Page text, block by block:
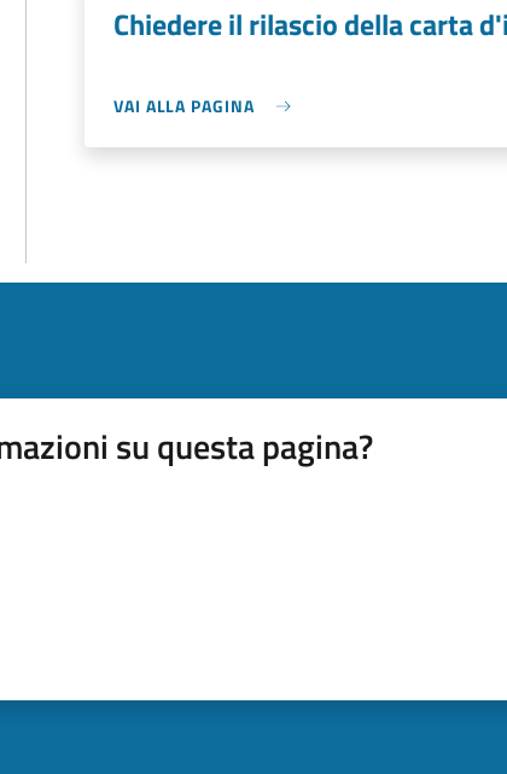
Chiedere il rilascio della carta
VAI ALLA PAGINA
su questa pagina?